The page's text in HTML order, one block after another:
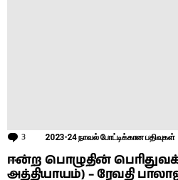
3 Comments
2023-24 நாவல் போட்டிக்கான பதிவுகள்
ஈன்ற பொழுதின்
அத்தியாயம்) – ரேவதி